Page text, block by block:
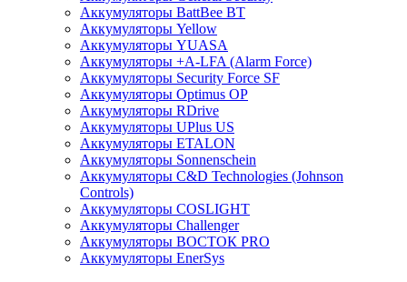
Аккумуляторы BattBee BT
Аккумуляторы Yellow
Аккумуляторы YUASA
Аккумуляторы +A-LFA (Alarm Force)
Аккумуляторы Security Force SF
Аккумуляторы Optimus OP
Аккумуляторы RDrive
Аккумуляторы UPlus US
Аккумуляторы ETALON
Аккумуляторы Sonnenschein
Аккумуляторы С&D Technologies (Johnson
Controls)
Аккумуляторы COSLIGHT
Аккумуляторы Challenger
Аккумуляторы ВОСТОК PRO
Аккумуляторы EnerSys